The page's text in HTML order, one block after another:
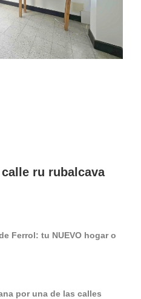
ru rubalcava
Ferrol: tu NUEVO hogar o
por una de las calles